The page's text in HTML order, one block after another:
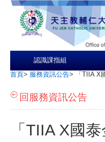
認識課指組
首頁> 服務資訊公告> 「TIIA
回服務資訊公告
「TIIA X國